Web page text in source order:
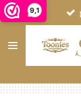
9,1
Ga
direct
naar